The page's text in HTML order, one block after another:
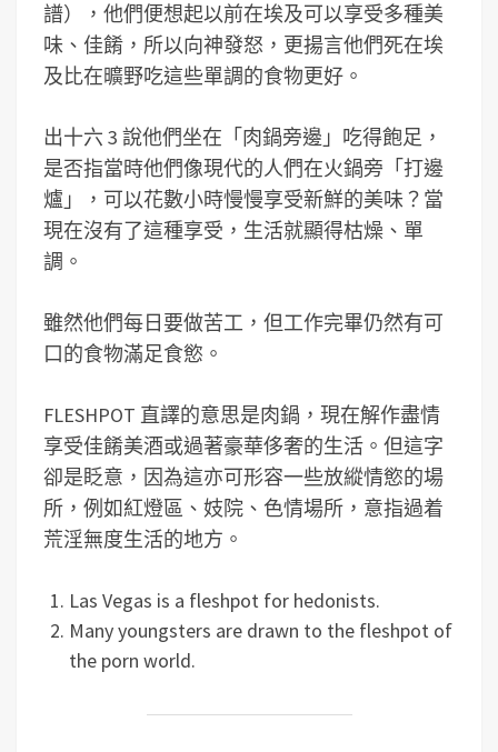
譜），他們便想起以前在埃及可以享受多種美
味、佳餚，所以向神發怒，更揚言他們死在埃
及比在曠野吃這些單調的食物更好。
出十六 3 說他們坐在「肉鍋旁邊」吃得飽足，
是否指當時他們像現代的人們在火鍋旁「打邊
爐」，可以花數小時慢慢享受新鮮的美味？當
現在沒有了這種享受，生活就顯得枯燥、單
調。
雖然他們每日要做苦工，但工作完畢仍然有可
口的食物滿足食慾。
FLESHPOT 直譯的意思是肉鍋，現在解作盡情
享受佳餚美酒或過著豪華侈奢的生活。但這字
卻是眨意，因為這亦可形容一些放縱情慾的場
所，例如紅燈區、妓院、色情場所，意指過着
荒淫無度生活的地方。
Las Vegas is a fleshpot for hedonists.
Many youngsters are drawn to the fleshpot of
the porn world.